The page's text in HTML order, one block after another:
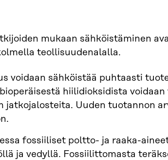
mukaan sähköistäminen
teollisuudenalalla.
voidaan sähköistää puhtaasti
hiilidioksidista
jatkojalosteita. Uuden tuotannon
fossiiliset poltto- ja raaka-
ja vedyllä. Fossiilittomasta